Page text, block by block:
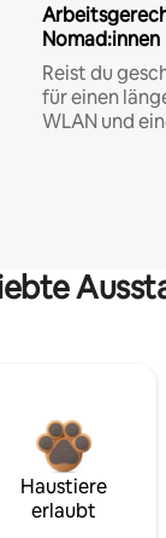
Nomad:innen
Reist du
für einen
WLAN und
Haustiere
erlaubt